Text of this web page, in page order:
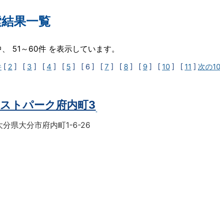
果一覧
51～60件 を表示しています。
[ 2 ] [ 3 ] [ 4 ] [ 5 ] [ 6 ] [ 7 ] [ 8 ] [ 9 ] [ 10 ] [ 11 ] 次の
ストパーク府内町3
分県大分市府内町1-6-26